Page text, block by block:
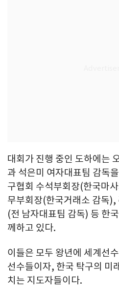
대회가 진행 중인 도하에는
과 석은미 여자대표팀 감독
구협회 수석부회장(한국마
무부회장(한국거래소 감독),
(전 남자대표팀 감독) 등 한
께하고 있다.
이들은 모두 왕년에 세계선
선수들이자, 한국 탁구의 미
치는 지도자들이다.